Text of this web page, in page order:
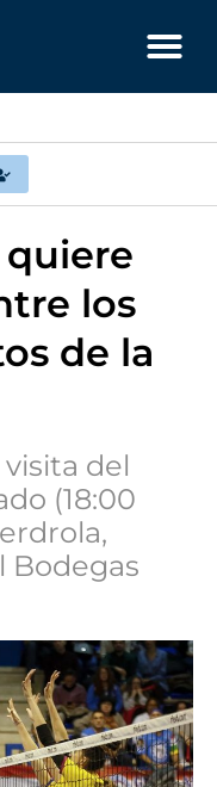
quiere
los
de la
del
(18:00
Bodegas